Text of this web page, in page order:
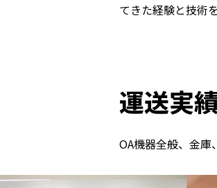
てきた経験と技術
運送実
OA機器全般、金